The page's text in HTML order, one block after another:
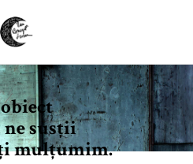
susţii
mulţumim.